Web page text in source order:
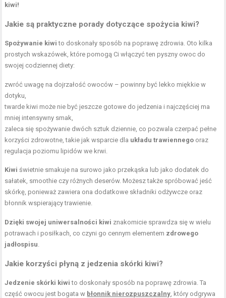
kiwi!
Jakie są praktyczne porady dotyczące spożycia kiwi?
Spożywanie kiwi to doskonały sposób na poprawę zdrowia. Oto kilka
prostych wskazówek, które pomogą Ci włączyć ten pyszny owoc do
swojej codziennej diety:
zwróć uwagę na dojrzałość owoców – powinny być lekko miękkie w
dotyku,
twarde kiwi może nie być jeszcze gotowe do jedzenia i najczęściej ma
mniej intensywny smak,
zaleca się spożywanie dwóch sztuk dziennie, co pozwala czerpać pełne
korzyści zdrowotne, takie jak wsparcie dla układu trawiennego oraz
regulacja poziomu lipidów we krwi.
Kiwi świetnie smakuje na surowo jako przekąska lub jako dodatek do
sałatek, smoothie czy różnych deserów. Możesz także spróbować jeść
skórkę, ponieważ zawiera ona dodatkowe składniki odżywcze oraz
błonnik wspierający trawienie.
Dzięki swojej uniwersalności kiwi znakomicie sprawdza się w wielu
potrawach i posiłkach, co czyni go cennym elementem zdrowego
jadłospisu
Jakie korzyści płyną z jedzenia skórki kiwi?
Jedzenie skórki kiwi to doskonały sposób na poprawę zdrowia. Ta
część owocu jest bogata w błonnik nierozpuszczalny , który odgrywa